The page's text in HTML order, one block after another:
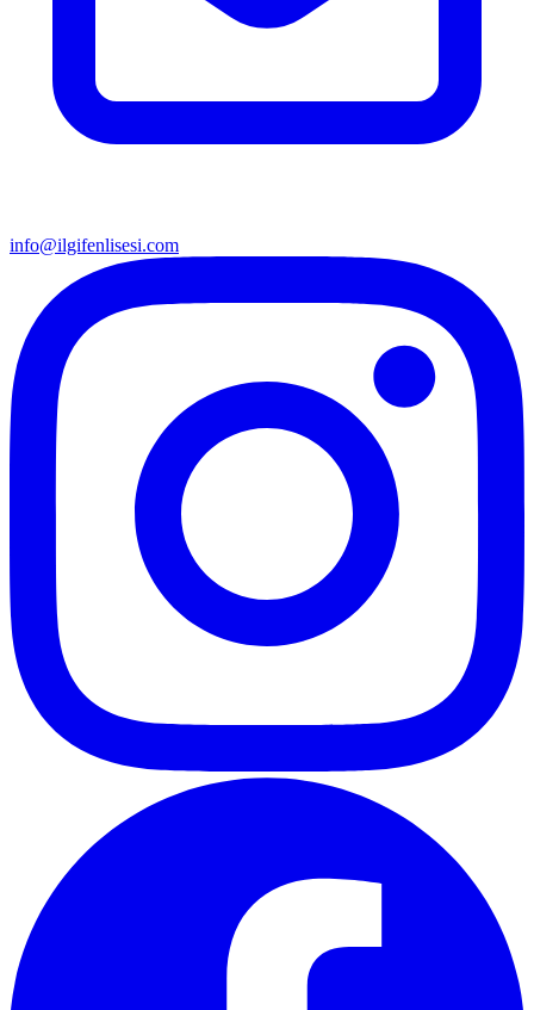
info@ilgifenlisesi.com